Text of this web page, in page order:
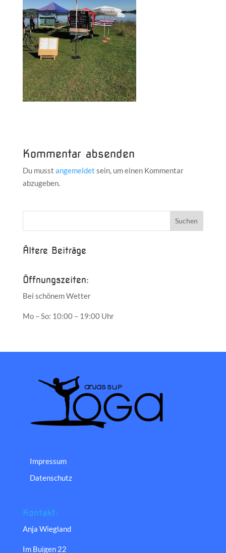
Kommentar absenden
Du musst angemeldet sein, um einen Kommentar
abzugeben.
Ältere Beiträge
Öffnungszeiten:
Bei schönem Wetter
Mo – So: 10:00 – 19:00 Uhr
Impressum
Datenschutz
Kontakt:
Anja Wiegland
Im Buigen 22